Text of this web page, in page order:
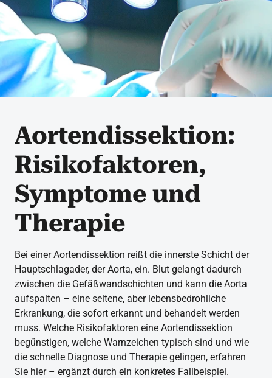
Aortendissektion:
Risikofaktoren,
Symptome und
Therapie
Bei einer Aortendissektion reißt die innerste Schicht der
Hauptschlagader, der Aorta, ein. Blut gelangt dadurch
zwischen die Gefäßwandschichten und kann die Aorta
aufspalten – eine seltene, aber lebensbedrohliche
Erkrankung, die sofort erkannt und behandelt werden
muss. Welche Risikofaktoren eine Aortendissektion
begünstigen, welche Warnzeichen typisch sind und wie
die schnelle Diagnose und Therapie gelingen, erfahren
Sie hier – ergänzt durch ein konkretes Fallbeispiel.